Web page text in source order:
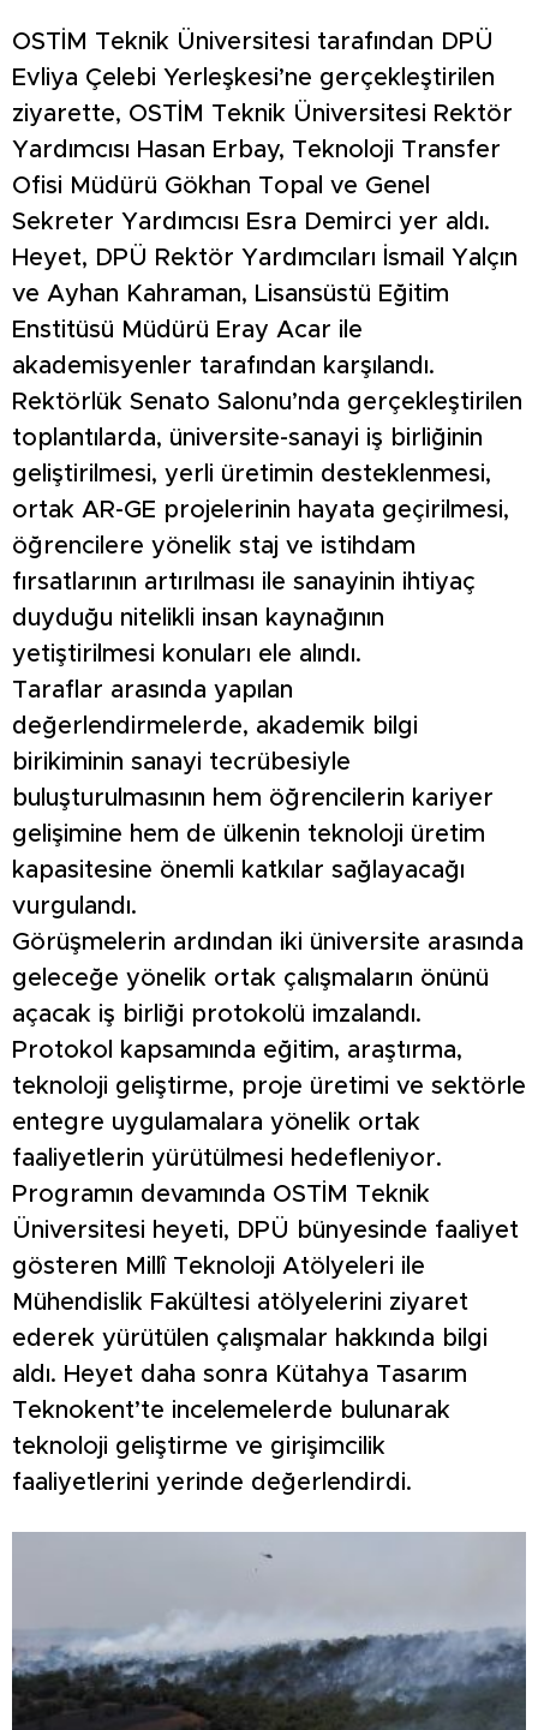
OSTİM Teknik Üniversitesi tarafından DPÜ
Evliya Çelebi Yerleşkesi’ne gerçekleştirilen
ziyarette, OSTİM Teknik Üniversitesi Rektör
Yardımcısı Hasan Erbay, Teknoloji Transfer
Ofisi Müdürü Gökhan Topal ve Genel
Sekreter Yardımcısı Esra Demirci yer aldı.
Heyet, DPÜ Rektör Yardımcıları İsmail Yalçın
ve Ayhan Kahraman, Lisansüstü Eğitim
Enstitüsü Müdürü Eray Acar ile
akademisyenler tarafından karşılandı.
Rektörlük Senato Salonu’nda gerçekleştirilen
toplantılarda, üniversite-sanayi iş birliğinin
geliştirilmesi, yerli üretimin desteklenmesi,
ortak AR-GE projelerinin hayata geçirilmesi,
öğrencilere yönelik staj ve istihdam
fırsatlarının artırılması ile sanayinin ihtiyaç
duyduğu nitelikli insan kaynağının
yetiştirilmesi konuları ele alındı.
Taraflar arasında yapılan
değerlendirmelerde, akademik bilgi
birikiminin sanayi tecrübesiyle
buluşturulmasının hem öğrencilerin kariyer
gelişimine hem de ülkenin teknoloji üretim
kapasitesine önemli katkılar sağlayacağı
vurgulandı.
Görüşmelerin ardından iki üniversite arasında
geleceğe yönelik ortak çalışmaların önünü
açacak iş birliği protokolü imzalandı.
Protokol kapsamında eğitim, araştırma,
teknoloji geliştirme, proje üretimi ve sektörle
entegre uygulamalara yönelik ortak
faaliyetlerin yürütülmesi hedefleniyor.
Programın devamında OSTİM Teknik
Üniversitesi heyeti, DPÜ bünyesinde faaliyet
gösteren Millî Teknoloji Atölyeleri ile
Mühendislik Fakültesi atölyelerini ziyaret
ederek yürütülen çalışmalar hakkında bilgi
aldı. Heyet daha sonra Kütahya Tasarım
Teknokent’te incelemelerde bulunarak
teknoloji geliştirme ve girişimcilik
faaliyetlerini yerinde değerlendirdi.